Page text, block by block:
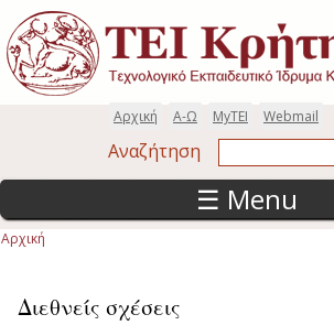
Παράκαμψη προς το κυρίως περιεχόμενο
Webmail
MyTEI
Α-Ω
Αρχική
Αναζήτηση
☰ Menu
Αρχική
Διεθνείς σχέσεις